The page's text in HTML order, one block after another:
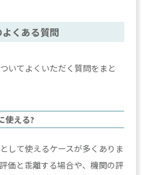
くある質問
いてよくいただく質問をまと
使える?
して使えるケースが多くありま
価と乖離する場合や、機関の評